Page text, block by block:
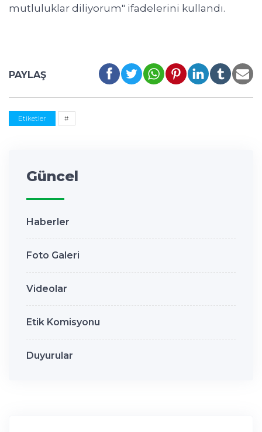
mutluluklar diliyorum" ifadelerini kullandı.
PAYLAŞ
Etiketler #
Güncel
Haberler
Foto Galeri
Videolar
Etik Komisyonu
Duyurular